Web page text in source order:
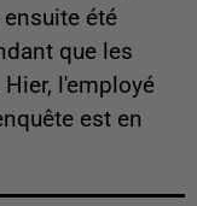
ensuite été
que les
l'employé
est en